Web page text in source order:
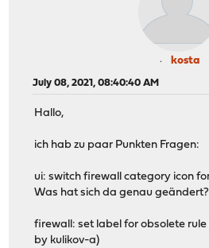
kosta
July 08, 2021, 08:40:40 AM
Hallo,
ich hab zu paar Punkten Fragen:
ui: switch firewall category icon
Was hat sich da genau geändert?
firewall: set label for obsolete rule
by kulikov-a)